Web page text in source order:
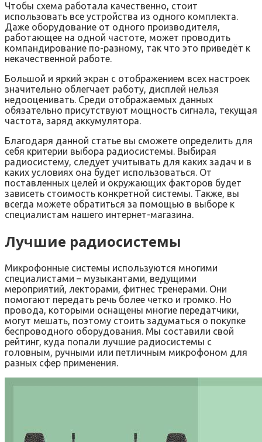
Чтобы схема работала качественно, стоит
использовать все устройства из одного комплекта.
Даже оборудование от одного производителя,
работающее на одной частоте, может проводить
компандирование по-разному, так что это приведёт к
некачественной работе.
Большой и яркий экран с отображением всех настроек
значительно облегчает работу, дисплей нельзя
недооценивать. Среди отображаемых данных
обязательно присутствуют мощность сигнала, текущая
частота, заряд аккумулятора.
Благодаря данной статье вы сможете определить для
себя критерии выбора радиосистемы. Выбирая
радиосистему, следует учитывать для каких задач и в
каких условиях она будет использоваться. От
поставленных целей и окружающих факторов будет
зависеть стоимость конкретной системы. Также, вы
всегда можете обратиться за помощью в выборе к
специалистам нашего интернет-магазина.
Лучшие радиосистемы
Микрофонные системы используются многими
специалистами – музыкантами, ведущими
мероприятий, лекторами, фитнес тренерами. Они
помогают передать речь более четко и громко. Но
провода, которыми оснащены многие передатчики,
могут мешать, поэтому стоить задуматься о покупке
беспроводного оборудования. Мы составили свой
рейтинг, куда попали лучшие радиосистемы с
головным, ручными или петличным микрофоном для
разных сфер применения.